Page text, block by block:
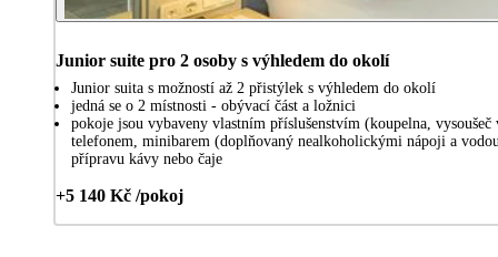
Junior suite pro 2 osoby s výhledem do okolí
Junior suita s možností až 2 přistýlek s výhledem do okolí
jedná se o 2 místnosti - obývací část a ložnici
pokoje jsou vybaveny vlastním příslušenstvím (koupelna,
telefonem, minibarem (doplňovaný nealkoholickými nápoji a
přípravu kávy nebo čaje
+5 140 Kč /pokoj